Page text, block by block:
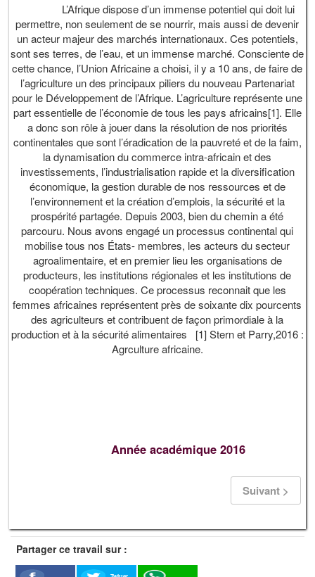
L’Afrique dispose d’un immense potentiel qui doit lui
permettre, non seulement de se nourrir, mais aussi de devenir
un acteur majeur des marchés internationaux. Ces potentiels,
sont ses terres, de l’eau, et un immense marché. Consciente de
cette chance, l’Union Africaine a choisi, il y a 10 ans, de faire de
l’agriculture un des principaux piliers du nouveau Partenariat
pour le Développement de l’Afrique. L’agriculture représente une
part essentielle de l’économie de tous les pays africains[1]. Elle
a donc son rôle à jouer dans la résolution de nos priorités
continentales que sont l’éradication de la pauvreté et de la faim,
la dynamisation du commerce intra-africain et des
investissements, l’industrialisation rapide et la diversification
économique, la gestion durable de nos ressources et de
l’environnement et la création d’emplois, la sécurité et la
prospérité partagée. Depuis 2003, bien du chemin a été
parcouru. Nous avons engagé un processus continental qui
mobilise tous nos États- membres, les acteurs du secteur
agroalimentaire, et en premier lieu les organisations de
producteurs, les institutions régionales et les institutions de
coopération techniques. Ce processus reconnait que les
femmes africaines représentent près de soixante dix pourcents
des agriculteurs et contribuent de façon primordiale à la
production et à la sécurité alimentaires [1] Stern et Parry,2016 :
Agrculture africaine.
Année académique 2016
Suivant >
Partager ce travail sur :